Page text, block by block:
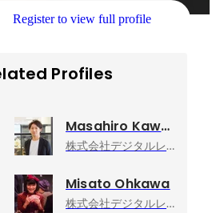
Register to view full profile
Profiles
Masahiro Kawasaki
株式会社デジタルレシピ, COO
Misato Ohkawa
株式会社デジタルレシピ, AIコンサル